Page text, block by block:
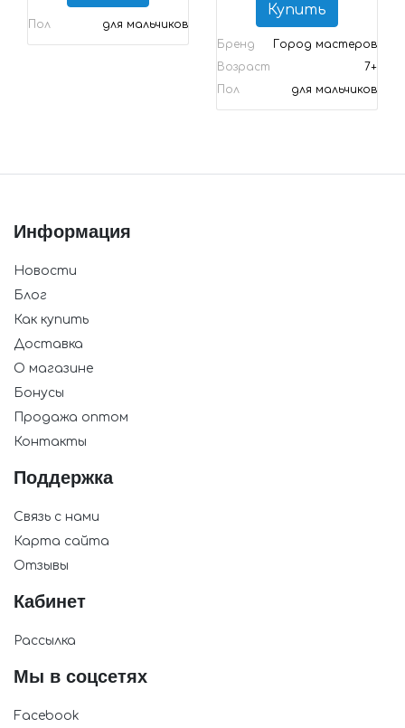
Пол для мальчиков
Купить
Бренд
Город мастеров
Возраст
7+
Пол
для мальчиков
Информация
Новости
Блог
Как купить
Доставка
О магазине
Бонусы
Продажа оптом
Контакты
Поддержка
Связь с нами
Карта сайта
Отзывы
Кабинет
Рассылка
Мы в соцсетях
Facebook